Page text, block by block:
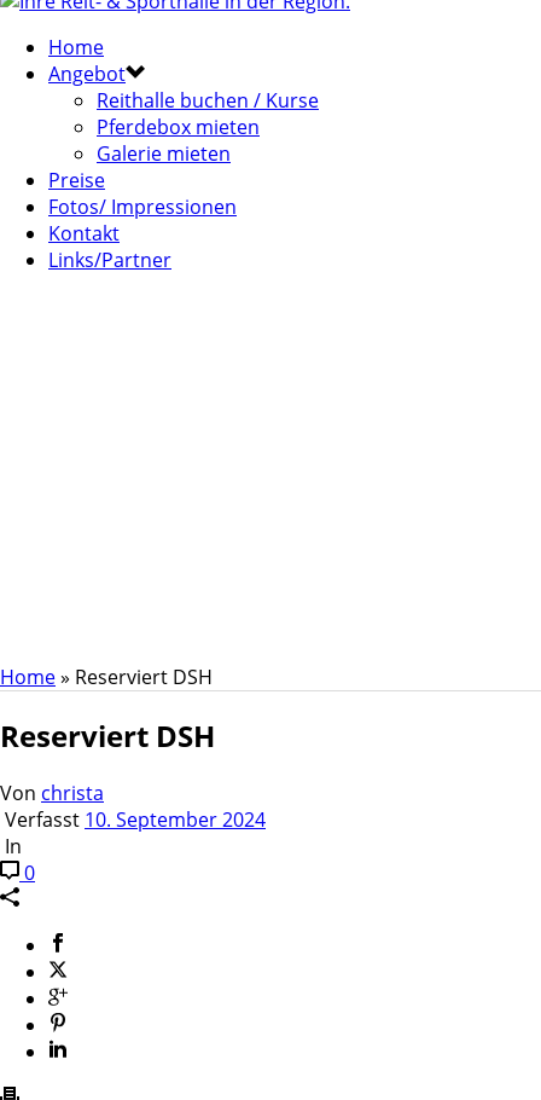
Home
Angebot
Reithalle buchen / Kurse
Pferdebox mieten
Galerie mieten
Preise
Fotos/ Impressionen
Kontakt
Links/Partner
Home» Reserviert DSH
Reserviert DSH
Von christa
Verfasst 10. September 2024
In
0